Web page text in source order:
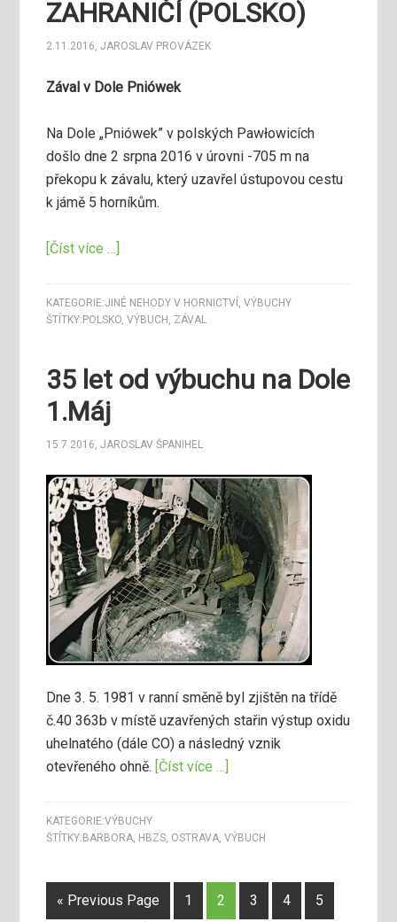
ZAHRANIČÍ (POLSKO)
2.11.2016,JAROSLAV PROVÁZEK
Zával v Dole Pniówek
Na Dole „Pniówek” v polských Pawłowicích
došlo dne 2 srpna 2016 v úrovni -705 m na
překopu k závalu, který uzavřel ústupovou cestu
k jámě 5 horníkům.
[Číst více …]
KATEGORIE:JINÉ NEHODY V HORNICTVÍ ,VÝBUCHY
ŠTÍTKY: POLSKO,VÝBUCH , ZÁVAL
35 let od výbuchu na Dole
1.Máj
15.7.2016,JAROSLAV ŠPANIHEL
Dne 3. 5. 1981 v ranní směně byl zjištěn na třídě
č.40 363b v místě uzavřených stařin výstup oxidu
uhelnatého (dále CO) a následný vznik
otevřeného ohně. [Číst více …]
KATEGORIE:VÝBUCHY
ŠTÍTKY: BARBORA, HBZS, OSTRAVA,VÝBUCH
« Previous Page 1 2 3 4 5